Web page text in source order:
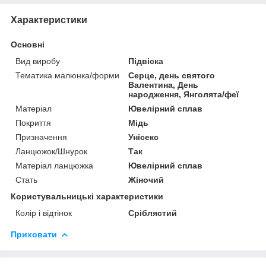
Характеристики
Основні
Вид виробу
Підвіска
Тематика малюнка/форми
Серце, день святого
Валентина, День
народження, Янголята/феї
Матеріал
Ювелірний сплав
Покриття
Мідь
Призначення
Унісекс
Ланцюжок/Шнурок
Так
Матеріал ланцюжка
Ювелірний сплав
Стать
Жіночий
Користувальницькі характеристики
Колір і відтінок
Сріблястий
Приховати